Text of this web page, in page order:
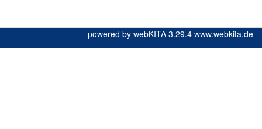
powered by webKITA 3.29.4 www.webkita.de